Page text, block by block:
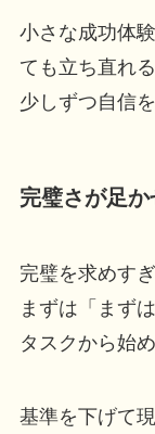
小さな成功体
ても立ち直れ
少しずつ自信
完璧さが足か
完璧を求めす
まずは「まず
タスクから始
基準を下げて